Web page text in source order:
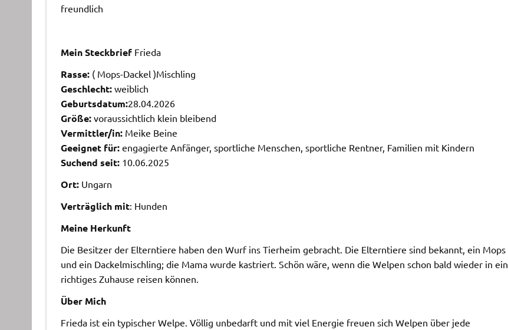
freundlich
Mein SteckbriefFrieda
Rasse:( Mops-Dackel )Mischling
Geschlecht:weiblich
Geburtsdatum:28.04.2026
Größe:voraussichtlich klein bleibend
Vermittler/in:Meike Beine
Geeignet für:engagierte Anfänger, sportliche Menschen, sportliche Rentner, Familien mit Kindern
Suchend seit:10.06.2025
Ort: Ungarn
Verträglich mit: Hunden
Meine Herkunft
Die Besitzer der Elterntiere haben den Wurf ins Tierheim gebracht. Die Elterntiere sind bekannt, ein Mops
und ein Dackelmischling; die Mama wurde kastriert. Schön wäre, wenn die Welpen schon bald wieder in ein
richtiges Zuhause reisen können.
Über Mich
Frieda ist ein typischer Welpe. Völlig unbedarft und mit viel Energie freuen sich Welpen über jede